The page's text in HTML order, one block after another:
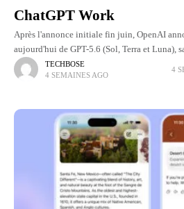
ChatGPT Work
Après l'annonce initiale fin juin, OpenAI
aujourd'hui de GPT-5.6 (Sol, Terra et Luna),
d'intelligence artificielle, après avoir obtenu
l'administration Trump.
TECHBOSE
4 SEMAINES AGO
4